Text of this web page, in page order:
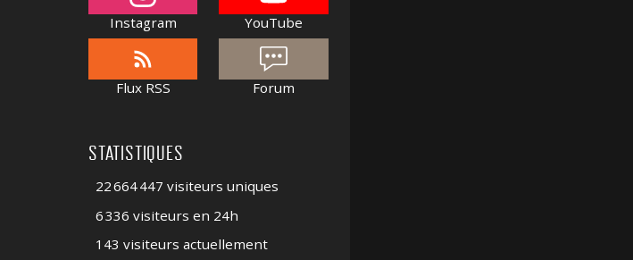
Instagram YouTube
Flux RSS Forum
STATISTIQUES
22 664 447 visiteurs uniques
6 336 visiteurs en 24h
143 visiteurs actuellement